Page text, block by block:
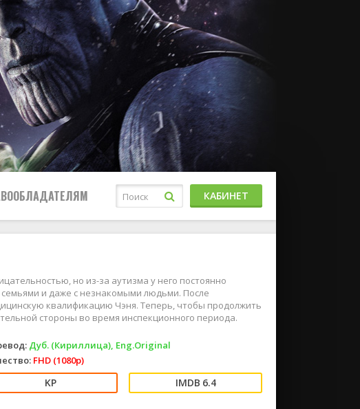
КАБИНЕТ
но из-за аутизма у него постоянно
и даже с незнакомыми людьми. После
квалификацию Чэня. Теперь, чтобы продолжить
стороны во время инспекционного периода.
Дуб. (Кириллица), Eng.Original
FHD (1080p)
6.4